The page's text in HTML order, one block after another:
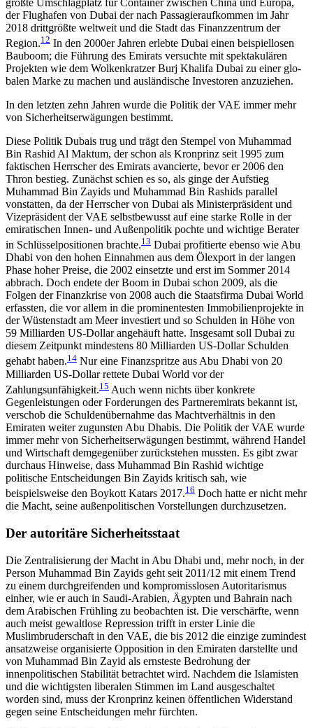
der Flughafen von Dubai der nach Passagieraufkommen im Jahr
2018 drittgrößte weltweit und die Stadt das Finanzzentrum der
Region.12 In den 2000er Jahren erlebte Dubai einen beispiellosen
Bauboom; die Führung des Emirats versuchte mit spektakulären
Projekten wie dem Wolkenkratzer Burj Khalifa Dubai zu einer glo­
balen Marke zu machen und ausländische Investoren anzuziehen.
In den letzten zehn Jahren wurde die Politik der VAE immer mehr
von Sicherheitserwägungen bestimmt.
Diese Politik Dubais trug und trägt den Stempel von Muhammad
Bin Rashid Al Maktum, der schon als Kronprinz seit 1995 zum
faktischen Herrscher des Emirats avancierte, bevor er 2006 den
Thron bestieg. Zunächst schien es so, als ginge der Aufstieg
Muham­mad Bin Zayids und Muhammad Bin Rashids parallel
vonstatten, da der Herrscher von Dubai als Minister­präsident und
Vizepräsident der VAE selbstbewusst auf eine starke Rolle in der
emiratischen Innen- und Außenpolitik pochte und wichtige Berater
in Schlüs­sel­positionen brachte.13 Dubai profitierte ebenso wie Abu
Dhabi von den hohen Einnahmen aus dem Öl­export in der langen
Phase hoher Preise, die 2002 einsetzte und erst im Sommer 2014
abbrach. Doch endete der Boom in Dubai schon 2009, als die
Folgen der Finanzkrise von 2008 auch die Staatsfirma Dubai World
erfassten, die vor allem in die prominentesten Immobilienprojekte in
der Wüstenstadt am Meer in­vestiert und so Schulden in Höhe von
59 Milliarden US-Dollar angehäuft hatte. Insgesamt soll Dubai zu
diesem Zeitpunkt mindestens 80 Milliarden US-Dollar Schul­den
gehabt haben.14 Nur eine Finanzspritze aus Abu Dhabi von 20
Milliarden US-Dollar rettete Dubai World vor der
Zahlungsunfähigkeit.15 Auch wenn nichts über konkrete
Gegenleistungen oder Forderungen des Partneremirats bekannt ist,
verschob die Schuldenübernahme das Machtverhältnis in den
Emiraten weiter zugunsten Abu Dhabis. Die Politik der VAE wurde
immer mehr von Sicherheitserwägun­gen bestimmt, während Handel
und Wirt­schaft dem­gegenüber zurückstehen mussten. Es gibt zwar
durch­aus Hinweise, dass Muhammad Bin Rashid wichtige
politische Entscheidungen Bin Zayids kritisch sah, wie
beispielsweise den Boykott Katars 2017.16 Doch hatte er nicht mehr
die Macht, seine außenpolitischen Vorstellungen durchzusetzen.
Der autoritäre Sicherheitsstaat
Die Zentralisierung der Macht in Abu Dhabi und, mehr noch, in der
Person Muhammad Bin Zayids geht seit 2011/12 mit einem Trend
zu einem durchgreifen­den und kompromisslosen Autoritarismus
einher, wie er auch in Saudi-Arabien, Ägypten und Bahrain nach
dem Arabischen Frühling zu beobachten ist. Die verschärfte, wenn
auch meist gewaltlose Repression trifft in erster Linie die
Muslimbruderschaft in den VAE, die bis 2012 die einzige zumindest
ansatzweise organisierte Opposition in den Emiraten darstellte und
von Muhammad Bin Zayid als ernsteste Bedrohung der
innenpolitischen Stabilität betrachtet wird. Nachdem die Islamisten
und die wichtigsten liberalen Stimmen im Land ausgeschaltet
worden sind, muss der Kronprinz keinen öffentlichen Widerstand
gegen seine Entscheidungen mehr fürchten.